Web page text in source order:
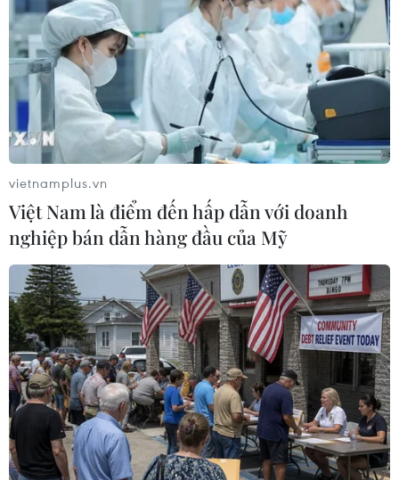
Cổ phiếu Boeing sụt giảm sau vụ máy bay
gặp nạn tại Iran
09/01/2020 04:21
Trong phiên giao dịch lúc 12 giờ 30 ngày 8/1 giờ Mỹ,
giá cổ phiếu Boeing trên sàn giao dịch New York đã
giảm 1,42%, tương đương 4,78 USD, xuống còn 332,6
vietnamplus.vn
Việt Nam là điểm đến hấp dẫn với doanh
nghiệp bán dẫn hàng đầu của Mỹ